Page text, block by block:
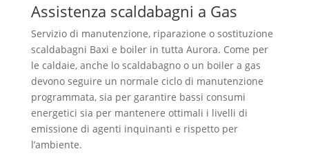
Assistenza scaldabagni a Gas
Servizio di manutenzione, riparazione o sostituzione
scaldabagni Baxi e boiler in tutta Aurora. Come per
le caldaie, anche lo scaldabagno o un boiler a gas
devono seguire un normale ciclo di manutenzione
programmata, sia per garantire bassi consumi
energetici sia per mantenere ottimali i livelli di
emissione di agenti inquinanti e rispetto per
l’ambiente.